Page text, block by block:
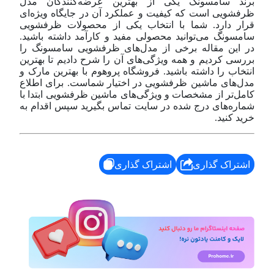
ظرفشویی است که کیفیت و عملکرد آن در جایگاه ویژه‌ای
قرار دارد. شما با انتخاب یکی از محصولات ظرفشویی
سامسونگ می‌توانید محصولی مفید و کارآمد داشته باشید.
در این مقاله برخی از مدل‌های ظرفشویی سامسونگ را
بررسی کردیم و همه ویژگی‌های آن را شرح دادیم تا بهترین
انتخاب را داشته باشید. فروشگاه پروهوم با بهترین مارک و
مدل‌های ماشین ظرفشویی در اختیار شماست. برای اطلاع
کامل‌تر از مشخصات و ویژگی‌های ماشین ظرفشویی ابتدا با
شماره‌های درج شده در سایت تماس بگیرید سپس اقدام به
خرید کنید.
اشتراک گذاری اشتراک گذاری